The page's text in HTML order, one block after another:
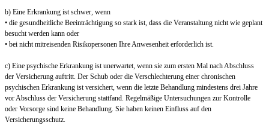
b) Eine Erkrankung ist schwer, wenn
• die gesundheitliche Beeinträchtigung so stark ist, dass die Veranstaltung nicht wie geplant
besucht werden kann oder
• bei nicht mitreisenden Risikopersonen Ihre Anwesenheit erforderlich ist.
c) Eine psychische Erkrankung ist unerwartet, wenn sie zum ersten Mal nach Abschluss
der Versicherung auftritt. Der Schub oder die Verschlechterung einer chronischen
psychischen Erkrankung ist versichert, wenn die letzte Behandlung mindestens drei Jahre
vor Abschluss der Versicherung stattfand. Regelmäßige Untersuchungen zur Kontrolle
oder Vorsorge sind keine Behandlung. Sie haben keinen Einfluss auf den
Versicherungsschutz.